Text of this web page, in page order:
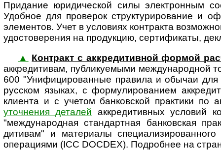
Придание юридической силы электронным
Удобное для проверок структурирование и
элементов. Учет в условиях контракта
удостоверения на продукцию, сертификаты,
▲
Контракт с аккредитивной формой
аккре­ди­ти­вам, публикуемыми
600 "Унифи­циро­ванные правила и обычаи для
русском языках, с формули­рованием
клиента и с учетом банковской практики по
уточнения деталей аккредитивных условий
"между­на­род­ная стандартная банковская
дитивам" и материалы
операциями (ICC DOCDEX). Подробнее на